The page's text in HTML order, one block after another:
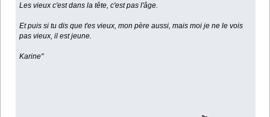
Les vieux c'est dans la tête, c'est pas l'âge.
Et puis si tu dis que t'es vieux, mon père aussi, mais moi je ne le vois
pas vieux, il est jeune.
Karine"